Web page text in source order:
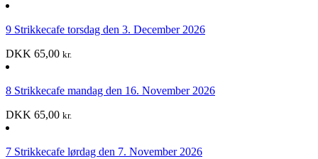
9 Strikkecafe torsdag den 3. December 2026
DKK 65,00 kr.
8 Strikkecafe mandag den 16. November 2026
DKK 65,00 kr.
7 Strikkecafe lørdag den 7. November 2026